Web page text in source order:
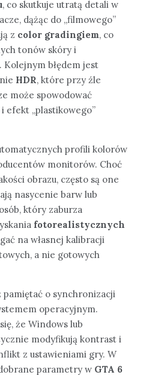
, co skutkuje utratą detali w
dążąc do „filmowego”
z color gradingiem, co
tonów skóry i
błędem jest
HDR, które przy źle
może spowodować
efekt „plastikowego”
profili kolorów
monitorów. Choć
obrazu, często są one
nasycenie barw lub
który zaburza
fotorealistycznych
na własnej kalibracji
a nie gotowych
o synchronizacji
operacyjnym.
że Windows lub
modyfikują kontrast i
z ustawieniami gry. W
parametry w GTA 6